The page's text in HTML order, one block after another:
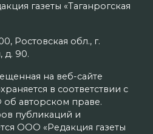
газеты «Таганрогская
Ростовская обл., г.
д. 90.
на веб-сайте
в соответствии с
об авторском праве.
публикаций и
ООО «Редакция газеты